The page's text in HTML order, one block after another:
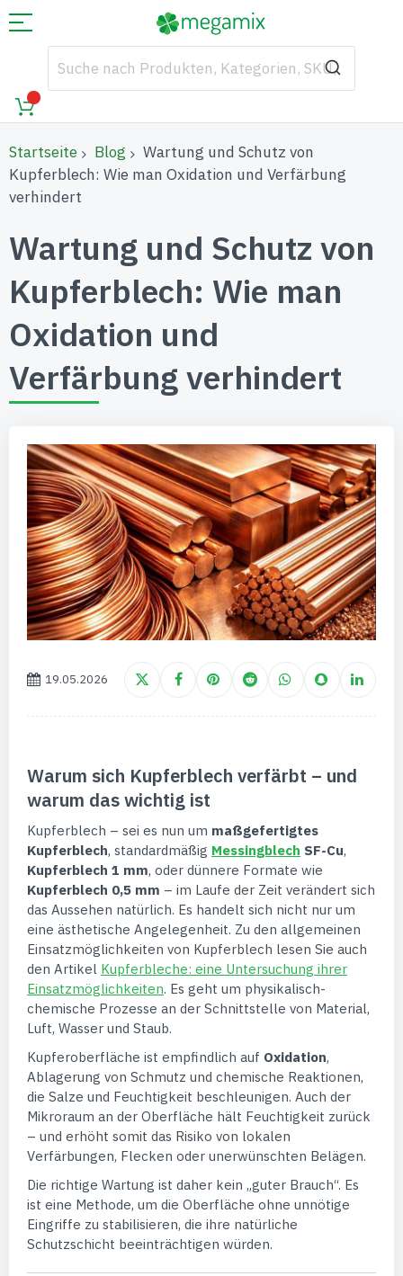
Startseite Blog
Wartung und Schutz von
Kupferblech: Wie man Oxidation und Verfärbung
verhindert
Wartung und Schutz von
Kupferblech: Wie man
Oxidation und
Verfärbung verhindert
19.05.2026
Warum sich Kupferblech verfärbt – und
warum das wichtig ist
Kupferblech – sei es nun um maßgefertigtes
Kupferblech, standardmäßig Messingblech SF-Cu,
Kupferblech 1 mm, oder dünnere Formate wie
Kupferblech 0,5 mm – im Laufe der Zeit verändert sich
das Aussehen natürlich. Es handelt sich nicht nur um
eine ästhetische Angelegenheit. Zu den allgemeinen
Einsatzmöglichkeiten von Kupferblech lesen Sie auch
den Artikel Kupferbleche: eine Untersuchung ihrer
Einsatzmöglichkeiten. Es geht um physikalisch-
chemische Prozesse an der Schnittstelle von Material,
Luft, Wasser und Staub.
Kupferoberfläche ist empfindlich auf Oxidation,
Ablagerung von Schmutz und chemische Reaktionen,
die Salze und Feuchtigkeit beschleunigen. Auch der
Mikroraum an der Oberfläche hält Feuchtigkeit zurück
– und erhöht somit das Risiko von lokalen
Verfärbungen, Flecken oder unerwünschten Belägen.
Die richtige Wartung ist daher kein „guter Brauch“. Es
ist eine Methode, um die Oberfläche ohne unnötige
Eingriffe zu stabilisieren, die ihre natürliche
Schutzschicht beeinträchtigen würden.